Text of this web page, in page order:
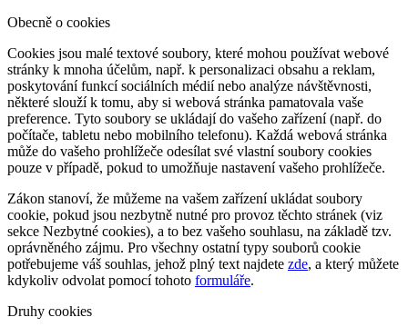
Obecně o cookies
Cookies jsou malé textové soubory, které mohou používat webové
stránky k mnoha účelům, např. k personalizaci obsahu a reklam,
poskytování funkcí sociálních médií nebo analýze návštěvnosti,
některé slouží k tomu, aby si webová stránka pamatovala vaše
preference. Tyto soubory se ukládají do vašeho zařízení (např. do
počítače, tabletu nebo mobilního telefonu). Každá webová stránka
může do vašeho prohlížeče odesílat své vlastní soubory cookies
pouze v případě, pokud to umožňuje nastavení vašeho prohlížeče.
Zákon stanoví, že můžeme na vašem zařízení ukládat soubory
cookie, pokud jsou nezbytně nutné pro provoz těchto stránek (viz
sekce Nezbytné cookies), a to bez vašeho souhlasu, na základě tzv.
oprávněného zájmu. Pro všechny ostatní typy souborů cookie
potřebujeme váš souhlas, jehož plný text najdete zde, a který můžete
kdykoliv odvolat pomocí tohoto formuláře.
Druhy cookies